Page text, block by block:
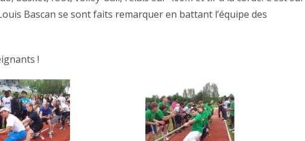
Bascan se sont faits remarquer en battant l’équipe des
!